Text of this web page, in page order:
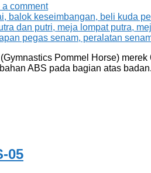
a comment
Pommel Horse)
ABS pada bagian atas
05